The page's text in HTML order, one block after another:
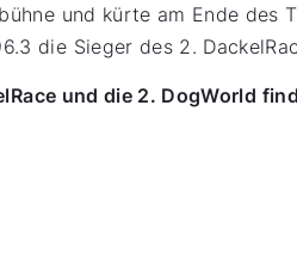
und kürte am Ende des
die Sieger des 2.
und die 2. DogWorld